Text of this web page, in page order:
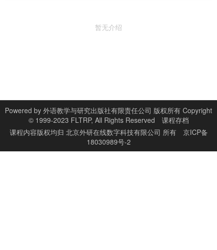
暂无介绍
Powered by 外语教学与研究出版社有限责任公司 版权所有 Copyright
© 1999-2023 FLTRP, All Rights Reserved
课程存档
课程内容版权均归 北京外研在线数字科技有限公司 所有
京ICP备
18030989号-2